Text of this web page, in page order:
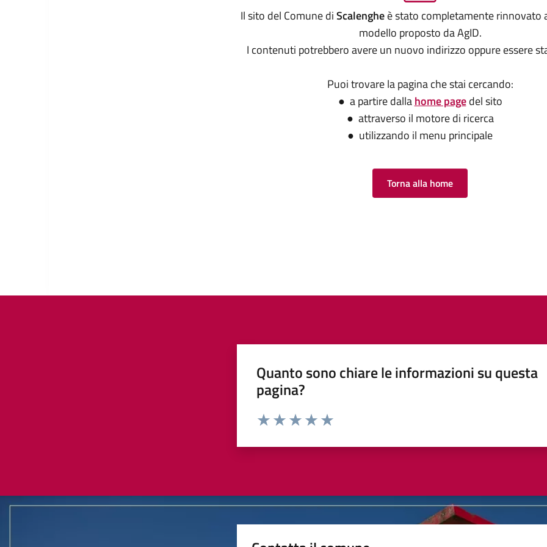
Il sito del Comune diScalengheè stato completamente rinnovato
modello proposto da AgID.
I contenuti potrebbero avere un nuovo indirizzo oppure essere
Puoi trovare la pagina che stai cercando:
● a partire dallahome pagedel sito
● attraverso il motore di ricerca
● utilizzando il menu principale
Torna alla home
Quanto sono chiare le informazioni su questa
pagina?
Valuta da 1 a 5 stelle la pagina